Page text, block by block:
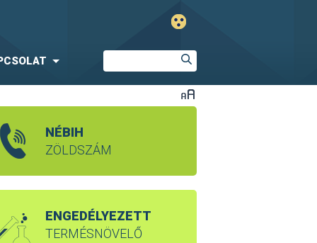
NÉBIH
ZÖLDSZÁM
ENGEDÉLYEZETT
TERMÉSNÖVELŐ